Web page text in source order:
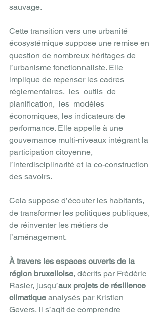
sauvage.
Cette transition vers une urbanité
écosystémique suppose une remise en
question de nombreux héritages de
l’urbanisme fonctionnaliste. Elle
implique de repenser les cadres
réglementaires,  les  outils  de
planification,  les  modèles
économiques, les indicateurs de
performance. Elle appelle à une
gouvernance multi-niveaux intégrant la
participation citoyenne,
l’interdisciplinarité et la co-construction
des savoirs.
Cela suppose d’écouter les habitants,
de transformer les politiques publiques,
de réinventer les métiers de
l’aménagement.
À travers les espaces ouverts de la
région bruxelloise, décrits par Frédéric
Rasier, jusqu’aux projets de résilience
climatique analysés par Kristien
Gevers, il s’agit de comprendre